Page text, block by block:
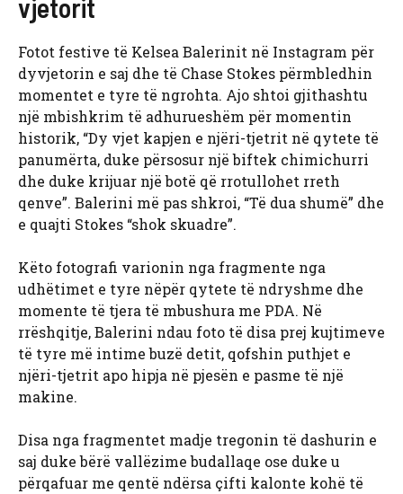
vjetorit
Fotot festive të Kelsea Balerinit në Instagram për
dyvjetorin e saj dhe të Chase Stokes përmbledhin
momentet e tyre të ngrohta. Ajo shtoi gjithashtu
një mbishkrim të adhurueshëm për momentin
historik, “Dy vjet kapjen e njëri-tjetrit në qytete të
panumërta, duke përsosur një biftek chimichurri
dhe duke krijuar një botë që rrotullohet rreth
qenve”. Balerini më pas shkroi, “Të dua shumë” dhe
e quajti Stokes “shok skuadre”.
Këto fotografi varionin nga fragmente nga
udhëtimet e tyre nëpër qytete të ndryshme dhe
momente të tjera të mbushura me PDA. Në
rrëshqitje, Balerini ndau foto të disa prej kujtimeve
të tyre më intime buzë detit, qofshin puthjet e
njëri-tjetrit apo hipja në pjesën e pasme të një
makine.
Disa nga fragmentet madje tregonin të dashurin e
saj duke bërë vallëzime budallaqe ose duke u
përqafuar me qentë ndërsa çifti kalonte kohë të